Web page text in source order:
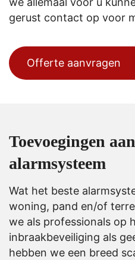
gerust contact op voor
Offerte aanvragen
Toevoegingen
alarmsysteem
Wat het beste
woning, pand en/of
we als professionals op
inbraakbeveiliging als
hebben we een breed